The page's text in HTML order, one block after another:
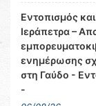
Εντοπισμός
Ιεράπετρα –
ενημέρωσης
στη Γαύδο -
-